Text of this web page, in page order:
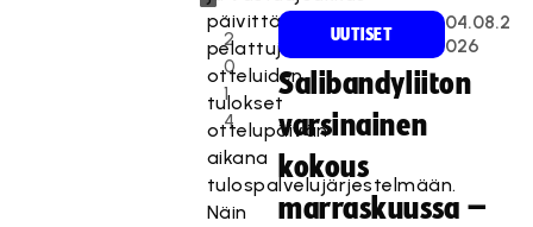
.
2
0
1
4
päivittää
pelattujen
otteluiden
tulokset
ottelupäivän
aikana
tulospalvelujärjestelmään.
Näin
UUTISET
04.08.2
026
Salibandyliiton
varsinainen
kokous
marraskuussa –